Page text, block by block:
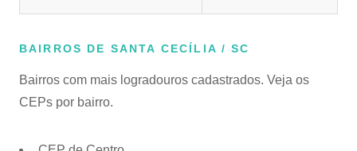
BAIRROS DE SANTA CECÍLIA / SC
Bairros com mais logradouros cadastrados. Veja os
CEPs por bairro.